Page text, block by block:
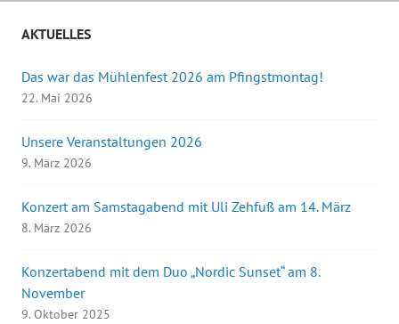
AKTUELLES
Das war das Mühlenfest 2026 am Pfingstmontag!
22. Mai 2026
Unsere Veranstaltungen 2026
9. März 2026
Konzert am Samstagabend mit Uli Zehfuß am 14. März
8. März 2026
Konzertabend mit dem Duo „Nordic Sunset“ am 8.
November
9. Oktober 2025